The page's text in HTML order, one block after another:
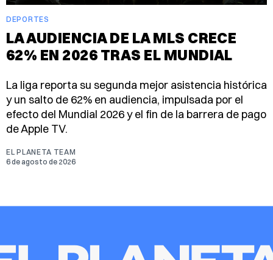
DEPORTES
LA AUDIENCIA DE LA MLS CRECE
62% EN 2026 TRAS EL MUNDIAL
La liga reporta su segunda mejor asistencia histórica
y un salto de 62% en audiencia, impulsada por el
efecto del Mundial 2026 y el fin de la barrera de pago
de Apple TV.
EL PLANETA TEAM
6 de agosto de 2026